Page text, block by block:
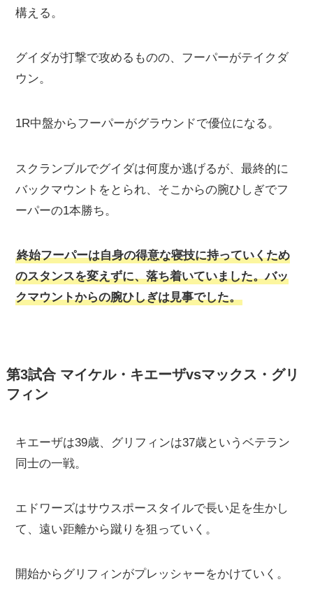
構える。
グイダが打撃で攻めるものの、フーパーがテイクダ
ウン。
1R中盤からフーパーがグラウンドで優位になる。
スクランブルでグイダは何度か逃げるが、最終的に
バックマウントをとられ、そこからの腕ひしぎでフ
ーパーの1本勝ち。
終始フーパーは自身の得意な寝技に持っていくため
のスタンスを変えずに、落ち着いていました。バッ
クマウントからの腕ひしぎは見事でした。
第3試合 マイケル・キエーザvsマックス・グリ
フィン
キエーザは39歳、グリフィンは37歳というベテラン
同士の一戦。
エドワーズはサウスポースタイルで長い足を生かし
て、遠い距離から蹴りを狙っていく。
開始からグリフィンがプレッシャーをかけていく。